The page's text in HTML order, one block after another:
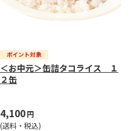
＜お中元＞缶詰タコライス １
２缶
4,100円
(送料・税込)